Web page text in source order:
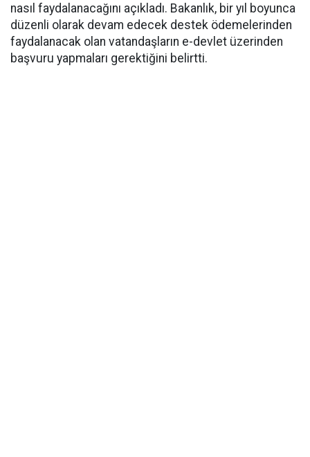
nasıl faydalanacağını açıkladı. Bakanlık, bir yıl boyunca
düzenli olarak devam edecek destek ödemelerinden
faydalanacak olan vatandaşların e-devlet üzerinden
başvuru yapmaları gerektiğini belirtti.